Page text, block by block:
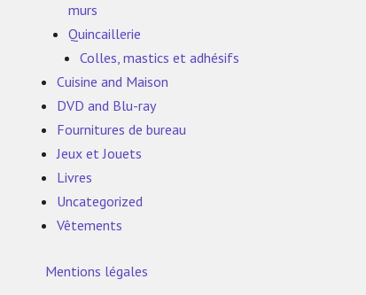
murs
Quincaillerie
Colles, mastics et adhésifs
Cuisine and Maison
DVD and Blu-ray
Fournitures de bureau
Jeux et Jouets
Livres
Uncategorized
Vêtements
Mentions légales